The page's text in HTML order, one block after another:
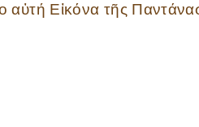
αὐτή Εἰκόνα τῆς